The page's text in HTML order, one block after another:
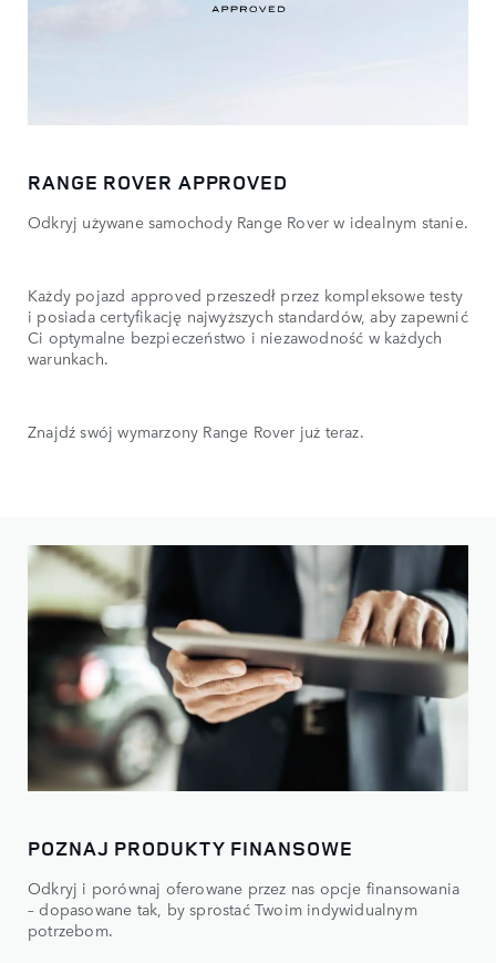
RANGE ROVER APPROVED
Odkryj używane samochody Range Rover w idealnym stanie.
Każdy pojazd approved przeszedł przez kompleksowe testy
i posiada certyfikację najwyższych standardów, aby zapewnić
Ci optymalne bezpieczeństwo i niezawodność w każdych
warunkach.
Znajdź swój wymarzony Range Rover już teraz.
POZNAJ PRODUKTY FINANSOWE
Odkryj i porównaj oferowane przez nas opcje finansowania
– dopasowane tak, by sprostać Twoim indywidualnym
potrzebom.